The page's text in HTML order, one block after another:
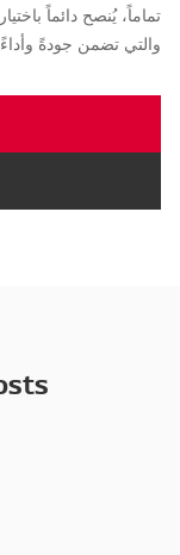
تماماً، يُنصح دائماً
والتي تضمن جودةً